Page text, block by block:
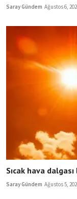
Saray Gündem Ağustos 6,
Sıcak hava
Saray Gündem Ağustos 5,